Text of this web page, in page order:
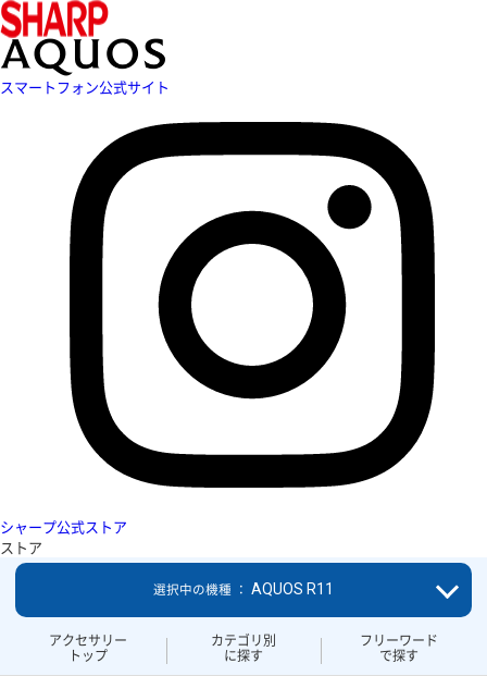
スマートフォン公式サイト
シャープ公式ストア
ストア
アクセサリー
トップ
カテゴリ別
に探す
フリーワード
で探す
選択中の機種 ： AQUOS R11